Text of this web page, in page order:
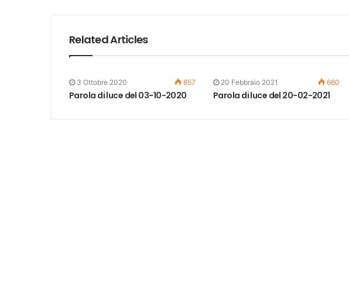
Related Articles
3 Ottobre 2020 657
Parola di luce del 03-10-2020
20 Febbraio 2021 660
Parola di luce del 20-02-2021